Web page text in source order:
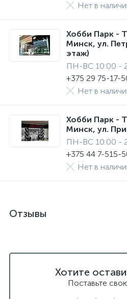
Нет в
Хобби Парк -
Минск, ул.
этаж)
ПН-ВС 10:00 -
+375 29 75-17-
Нет в
Хобби Парк -
Минск, ул.
ПН-ВС 10:00 -
+375 44 7-515-
Нет в
Отзывы
Хотите
Поставьте